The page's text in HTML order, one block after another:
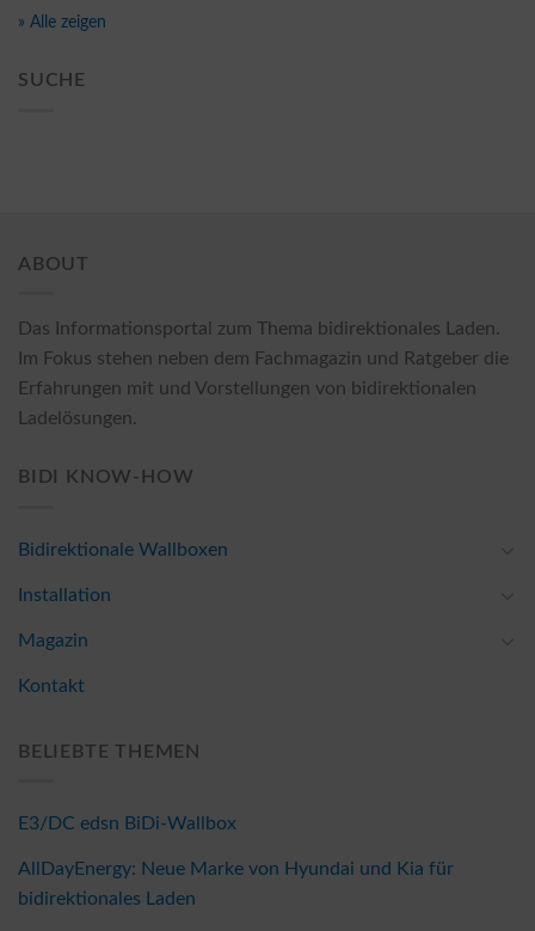
» Alle zeigen
SUCHE
ABOUT
Das Informationsportal zum Thema bidirektionales Laden.
Im Fokus stehen neben dem Fachmagazin und Ratgeber die
Erfahrungen mit und Vorstellungen von bidirektionalen
Ladelösungen.
BIDI KNOW-HOW
Bidirektionale Wallboxen
Installation
Magazin
Kontakt
BELIEBTE THEMEN
E3/DC edsn BiDi-Wallbox
AllDayEnergy: Neue Marke von Hyundai und Kia für
bidirektionales Laden